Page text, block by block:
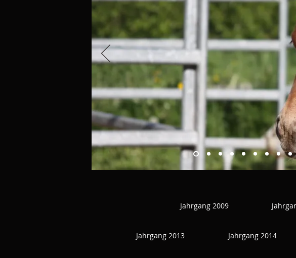
Jahrgang 2009
Jahrgang 2013 Jahrgang 2014